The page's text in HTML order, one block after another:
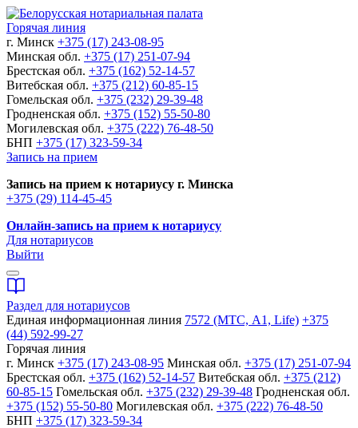
Горячая линия
г. Минск +375 (17) 243-08-95
Минская обл. +375 (17) 251-07-94
Брестская обл. +375 (162) 52-14-57
Витебская обл. +375 (212) 60-85-15
Гомельская обл. +375 (232) 29-39-48
Гродненская обл. +375 (152) 55-50-80
Могилевская обл. +375 (222) 76-48-50
БНП +375 (17) 323-59-34
Запись на прием
Запись на прием к нотариусу г. Минска
+375 (29) 114-45-45
Онлайн-запись на прием к нотариусу
Для нотариусов
Выйти
Раздел для нотариусов
Единая информационная линия 7572 (МТС, A1, Life) +375
(44) 592-99-27
Горячая линия
г. Минск +375 (17) 243-08-95 Минская обл. +375 (17) 251-07-94
Брестская обл. +375 (162) 52-14-57 Витебская обл. +375 (212)
60-85-15 Гомельская обл. +375 (232) 29-39-48 Гродненская обл.
+375 (152) 55-50-80 Могилевская обл. +375 (222) 76-48-50
БНП +375 (17) 323-59-34